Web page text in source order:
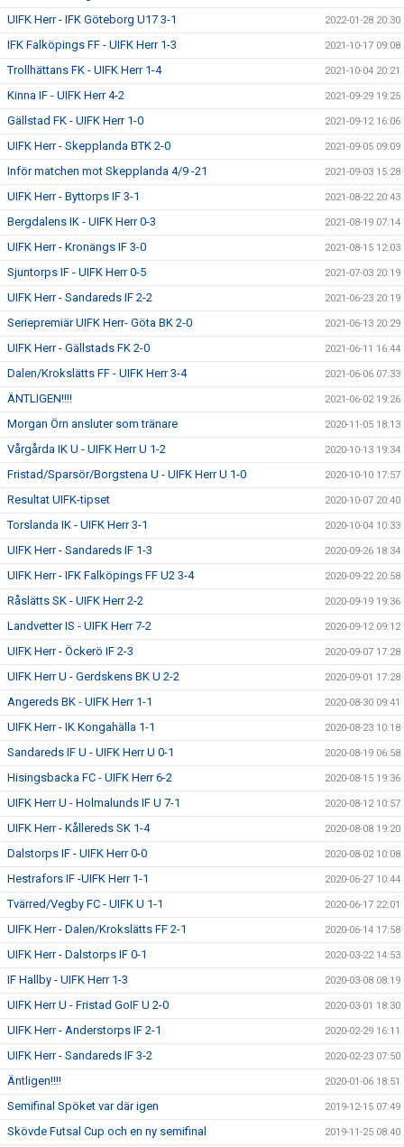
UIFK Herr - IFK Göteborg U17 3-1 2022-01-28 20:30
IFK Falköpings FF - UIFK Herr 1-3 2021-10-17 09:08
Trollhättans FK - UIFK Herr 1-4 2021-10-04 20:21
Kinna IF - UIFK Herr 4-2 2021-09-29 19:25
Gällstad FK - UIFK Herr 1-0 2021-09-12 16:06
UIFK Herr - Skepplanda BTK 2-0 2021-09-05 09:09
Inför matchen mot Skepplanda 4/9 -21 2021-09-03 15:28
UIFK Herr - Byttorps IF 3-1 2021-08-22 20:43
Bergdalens IK - UIFK Herr 0-3 2021-08-19 07:14
UIFK Herr - Kronängs IF 3-0 2021-08-15 12:03
Sjuntorps IF - UIFK Herr 0-5 2021-07-03 20:19
UIFK Herr - Sandareds IF 2-2 2021-06-23 20:19
Seriepremiär UIFK Herr- Göta BK 2-0 2021-06-13 20:29
UIFK Herr - Gällstads FK 2-0 2021-06-11 16:44
Dalen/Krokslätts FF - UIFK Herr 3-4 2021-06-06 07:33
ÄNTLIGEN!!!! 2021-06-02 19:26
Morgan Örn ansluter som tränare 2020-11-05 18:13
Vårgårda IK U - UIFK Herr U 1-2 2020-10-13 19:34
Fristad/Sparsör/Borgstena U - UIFK Herr U 1-0 2020-10-10 17:57
Resultat UIFK-tipset 2020-10-07 20:40
Torslanda IK - UIFK Herr 3-1 2020-10-04 10:33
UIFK Herr - Sandareds IF 1-3 2020-09-26 18:34
UIFK Herr - IFK Falköpings FF U2 3-4 2020-09-22 20:58
Råslätts SK - UIFK Herr 2-2 2020-09-19 19:36
Landvetter IS - UIFK Herr 7-2 2020-09-12 09:12
UIFK Herr - Öckerö IF 2-3 2020-09-07 17:28
UIFK Herr U - Gerdskens BK U 2-2 2020-09-01 17:28
Angereds BK - UIFK Herr 1-1 2020-08-30 09:41
UIFK Herr - IK Kongahälla 1-1 2020-08-23 10:18
Sandareds IF U - UIFK Herr U 0-1 2020-08-19 06:58
Hisingsbacka FC - UIFK Herr 6-2 2020-08-15 19:36
UIFK Herr U - Holmalunds IF U 7-1 2020-08-12 10:57
UIFK Herr - Kållereds SK 1-4 2020-08-08 19:20
Dalstorps IF - UIFK Herr 0-0 2020-08-02 10:08
Hestrafors IF -UIFK Herr 1-1 2020-06-27 10:44
Tvärred/Vegby FC - UIFK U 1-1 2020-06-17 22:01
UIFK Herr - Dalen/Krokslätts FF 2-1 2020-06-14 17:58
UIFK Herr - Dalstorps IF 0-1 2020-03-22 14:53
IF Hallby - UIFK Herr 1-3 2020-03-08 08:19
UIFK Herr U - Fristad GoIF U 2-0 2020-03-01 18:30
UIFK Herr - Anderstorps IF 2-1 2020-02-29 16:11
UIFK Herr - Sandareds IF 3-2 2020-02-23 07:50
Äntligen!!!! 2020-01-06 18:51
Semifinal Spöket var där igen 2019-12-15 07:49
Skövde Futsal Cup och en ny semifinal 2019-11-25 08:40